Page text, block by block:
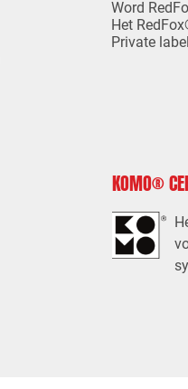
Word
Het
Private label
KOMO®